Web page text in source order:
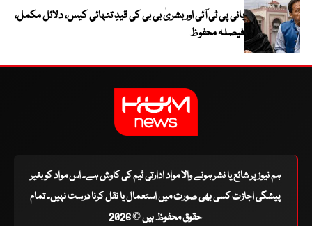
بانی پی ٹی آئی اور بشریٰ بی بی کی قیدِ تنہائی کیس، دلائل مکمل،
فیصلہ محفوظ
ہم نیوز پر شائع یا نشر ہونے والا مواد ادارتی ٹیم کی کاوش ہے۔ اس مواد کو بغیر
پیشگی اجازت کسی بھی صورت میں استعمال یا نقل کرنا درست نہیں۔ تمام
حقوق محفوظ ہیں © 2026